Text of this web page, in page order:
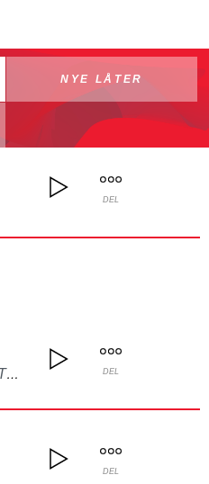
NYE LÅTER
DEL
NAPOLI (FREESTYLE) DEL
DEL